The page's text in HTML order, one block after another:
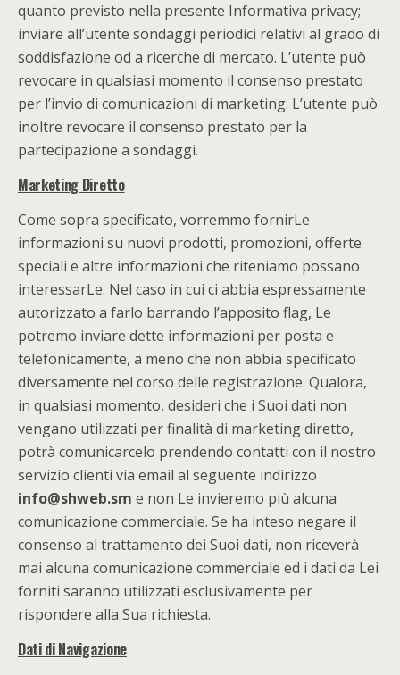
quanto previsto nella presente Informativa privacy;
inviare all’utente sondaggi periodici relativi al grado di
soddisfazione od a ricerche di mercato. L’utente può
revocare in qualsiasi momento il consenso prestato
per l’invio di comunicazioni di marketing. L’utente può
inoltre revocare il consenso prestato per la
partecipazione a sondaggi.
Marketing Diretto
Come sopra specificato, vorremmo fornirLe
informazioni su nuovi prodotti, promozioni, offerte
speciali e altre informazioni che riteniamo possano
interessarLe. Nel caso in cui ci abbia espressamente
autorizzato a farlo barrando l’apposito flag, Le
potremo inviare dette informazioni per posta e
telefonicamente, a meno che non abbia specificato
diversamente nel corso delle registrazione. Qualora,
in qualsiasi momento, desideri che i Suoi dati non
vengano utilizzati per finalità di marketing diretto,
potrà comunicarcelo prendendo contatti con il nostro
servizio clienti via email al seguente indirizzo
info@shweb.sm e non Le invieremo più alcuna
comunicazione commerciale. Se ha inteso negare il
consenso al trattamento dei Suoi dati, non riceverà
mai alcuna comunicazione commerciale ed i dati da Lei
forniti saranno utilizzati esclusivamente per
rispondere alla Sua richiesta.
Dati di Navigazione